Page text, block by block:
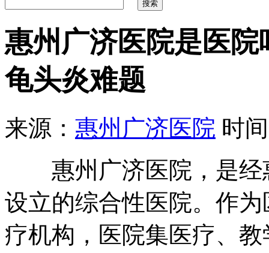
惠州广济医院是医
龟头炎难题
来源： 惠州广济医院 时
惠州广济医院，是经
设立的综合性医院。作
疗机构，医院集医疗、